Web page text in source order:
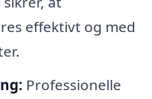
effektivt og med
Professionelle